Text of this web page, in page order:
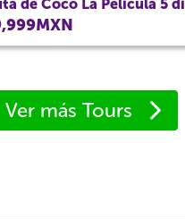
de Coco La Película 5
Ver más Tours